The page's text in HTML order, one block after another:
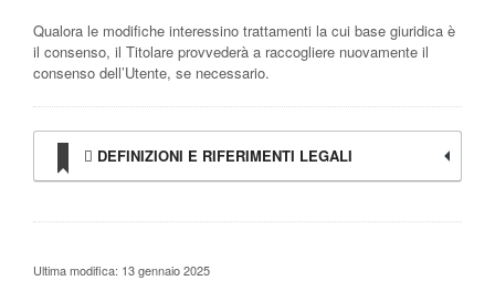
Qualora le modifiche interessino trattamenti la cui base giuridica è
il consenso, il Titolare provvederà a raccogliere nuovamente il
consenso dell’Utente, se necessario.
DEFINIZIONI E RIFERIMENTI LEGALI
Ultima modifica: 13 gennaio 2025